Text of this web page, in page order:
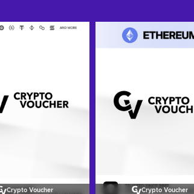
Crypto Voucher Crypto Voucher